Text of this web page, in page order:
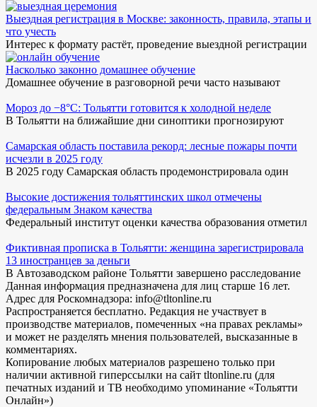
Выездная регистрация в Москве: законность, правила, этапы и
что учесть
Интерес к формату растёт, проведение выездной регистрации
Насколько законно домашнее обучение
Домашнее обучение в разговорной речи часто называют
Мороз до −8°C: Тольятти готовится к холодной неделе
В Тольятти на ближайшие дни синоптики прогнозируют
Самарская область поставила рекорд: лесные пожары почти
исчезли в 2025 году
В 2025 году Самарская область продемонстрировала один
Высокие достижения тольяттинских школ отмечены
федеральным Знаком качества
Федеральный институт оценки качества образования отметил
Фиктивная прописка в Тольятти: женщина зарегистрировала
13 иностранцев за деньги
В Автозаводском районе Тольятти завершено расследование
Данная информация предназначена для лиц старше 16 лет.
Адрес для Роскомнадзора: info@tltonline.ru
Распространяется бесплатно. Редакция не участвует в
производстве материалов, помеченных «на правах рекламы»
и может не разделять мнения пользователей, высказанные в
комментариях.
Копирование любых материалов разрешено только при
наличии активной гиперссылки на сайт tltonline.ru (для
печатных изданий и ТВ необходимо упоминание «Тольятти
Онлайн»)